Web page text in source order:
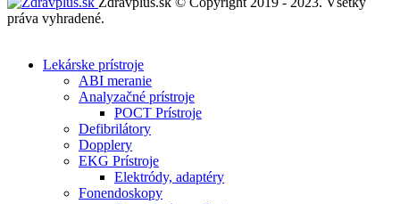
práva vyhradené.
Lekárske prístroje
ABI meranie
Analyzačné prístroje
POCT Prístroje
Defibrilátory
Dopplery
EKG Prístroje
Elektródy, adaptéry
Fonendoskopy